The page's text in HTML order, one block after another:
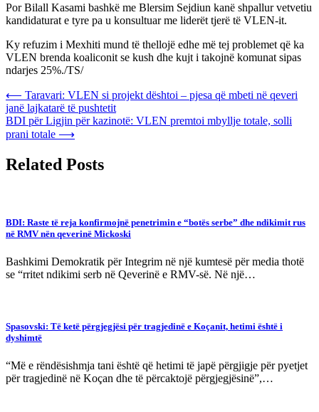
Por Bilall Kasami bashkë me Blersim Sejdiun kanë shpallur vetvetiu
kandidaturat e tyre pa u konsultuar me liderët tjerë të VLEN-it.
Ky refuzim i Mexhiti mund të thellojë edhe më tej problemet që ka
VLEN brenda koaliconit se kush dhe kujt i takojnë komunat sipas
ndarjes 25%./TS/
Post
navigation
⟵ Taravari: VLEN si projekt dështoi – pjesa që mbeti në qeveri
janë lajkatarë të pushtetit
BDI për Ligjin për kazinotë: VLEN premtoi mbyllje totale, solli
prani totale ⟶
Related Posts
BDI: Raste të reja konfirmojnë penetrimin e “botës serbe” dhe ndikimit rus
në RMV nën qeverinë Mickoski
Bashkimi Demokratik për Integrim në një kumtesë për media thotë
se “rritet ndikimi serb në Qeverinë e RMV-së. Në një…
Spasovski: Të ketë përgjegjësi për tragjedinë e Koçanit, hetimi është i
dyshimtë
“Më e rëndësishmja tani është që hetimi të japë përgjigje për pyetjet
për tragjedinë në Koçan dhe të përcaktojë përgjegjësinë”,…